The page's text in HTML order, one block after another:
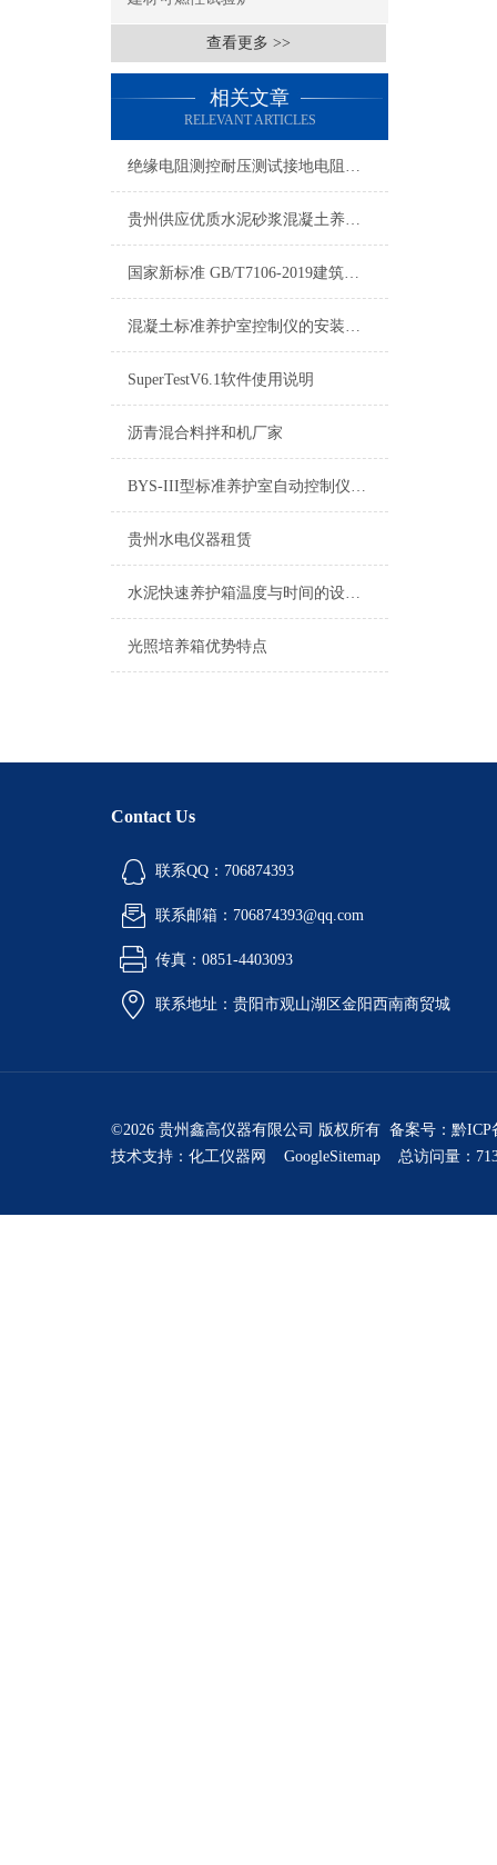
查看更多 >>
相关文章
RELEVANT ARTICLES
绝缘电阻测控耐压测试接地电阻测控仪
贵州供应优质水泥砂浆混凝土养护箱,不锈钢恒温养护箱批发商
国家新标准 GB/T7106-2019建筑门窗物理性能将代替老标准
混凝土标准养护室控制仪的安装及操作方法
SuperTestV6.1软件使用说明
沥青混合料拌和机厂家
BYS-III型标准养护室自动控制仪适用面积
贵州水电仪器租赁
水泥快速养护箱温度与时间的设定方法
光照培养箱优势特点
Contact Us
联系QQ：706874393
联系邮箱：706874393@qq.com
传真：0851-4403093
联系地址：贵阳市观山湖区金阳西南商贸城
©2026 贵州鑫高仪器有限公司 版权所有 备案号： 黔ICP
技术支持： 化工仪器网 GoogleSitemap 总访问量：